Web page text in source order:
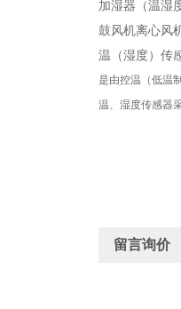
加湿器（温湿
鼓风机离心风
温（湿度）传
是由控温（低温
温、湿度传感器
留言询价